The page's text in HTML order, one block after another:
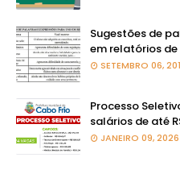
Sugestões de
em relatórios
SETEMBRO 06,
Processo
salários de até
JANEIRO 09, 2026